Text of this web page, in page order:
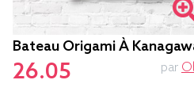
Bateau Origami À
26.05 par